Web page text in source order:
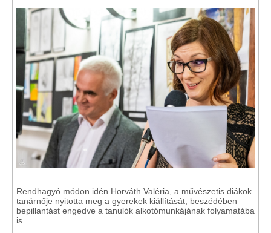
Rendhagyó módon idén Horváth Valéria, a művészetis diákok
tanárnője nyitotta meg a gyerekek kiállítását, beszédében
bepillantást engedve a tanulók alkotómunkájának folyamatába
is.